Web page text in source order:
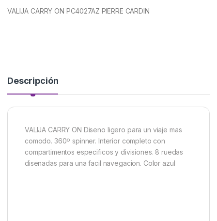
VALIJA CARRY ON PC4027AZ PIERRE CARDIN
Descripción
VALIJA CARRY ON Diseno ligero para un viaje mas
comodo. 360º spinner. Interior completo con
compartimentos especificos y divisiones. 8 ruedas
disenadas para una facil navegacion. Color azul